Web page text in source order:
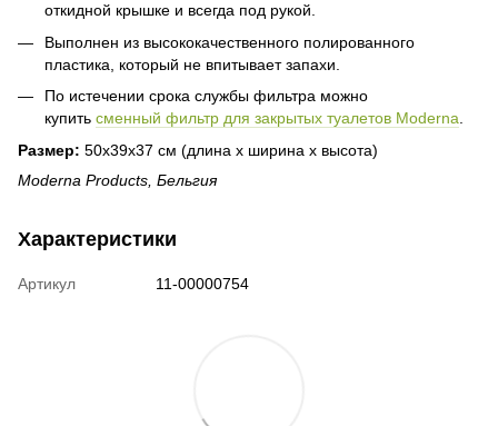
откидной крышке и всегда под рукой.
Выполнен из высококачественного полированного
пластика, который не впитывает запахи.
По истечении срока службы фильтра можно
купить сменный фильтр для закрытых туалетов Moderna
Размер: 50х39х37 см (длина х ширина х высота)
Moderna Products, Бельгия
Характеристики
Артикул 11-00000754